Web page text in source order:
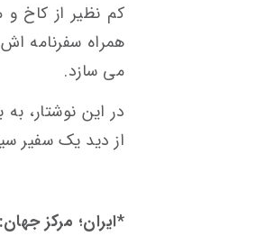
کم نظیر از کاخ و
همراه سفرنامه
می سازد.
در این نوشتار،
از دید یک سفیر
*ایران؛ مرکز جهان: